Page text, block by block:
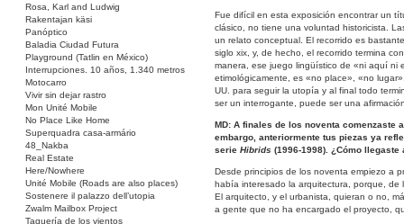
Rosa, Karl and Ludwig
Rakentajan käsi
Panóptico
Baladia Ciudad Futura
Playground (Tatlin en México)
Interrupciones. 10 años, 1.340 metros
Motocarro
Vivir sin dejar rastro
Mon Unité Mobile
No Place Like Home
Superquadra casa-armário
48_Nakba
Real Estate
Here/Nowhere
Unité Mobile (Roads are also places)
Sostenere il palazzo dell’utopia
Zwalm Mailbox Project
Taquería de los vientos
Fue difícil en esta exposición encontrar un
clásico, no tiene una voluntad historicista.
un relato conceptual. El recorrido es
siglo xix, y, de hecho, el recorrido termina
manera, ese juego lingüístico de «ni aquí ni
etimológicamente, es «no place», «no
UU. para seguir la utopía y al final todo
ser un interrogante, puede ser una
MD: A finales de los noventa comenzaste
embargo, anteriormente tus piezas ya
serie Hibrids (1996-1998). ¿Cómo
Desde principios de los noventa empiezo a
había interesado la arquitectura, porque, de
El arquitecto, y el urbanista, quieran o no,
a gente que no ha encargado el proyecto,